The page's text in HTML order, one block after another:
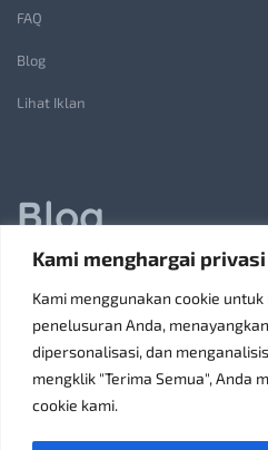
Kami menghargai
Kami menggunakan cookie
penelusuran Anda,
dipersonalisasi, dan
mengklik "Terima Semua", Anda
cookie kami.
FAQ
Blog
Lihat Iklan
Blog
Jasa Pembuatan Lift Barang: Solusi
Receiving Parcels and Mail at a
6 Tips Pilih Oven Listrik Terbaik
Konsultan Pajak Bandung Jakarta
Discoverypropertyid Solusi Website